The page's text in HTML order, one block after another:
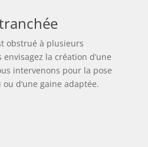
obstrué à plusieurs
la création d’une
intervenons pour la pose
d’une gaine adaptée.